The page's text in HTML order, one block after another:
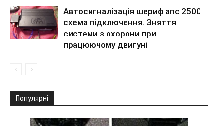
Автосигналізація шериф апс 2500
схема підключення. Зняття
системи з охорони при
працюючому двигуні
Популярні